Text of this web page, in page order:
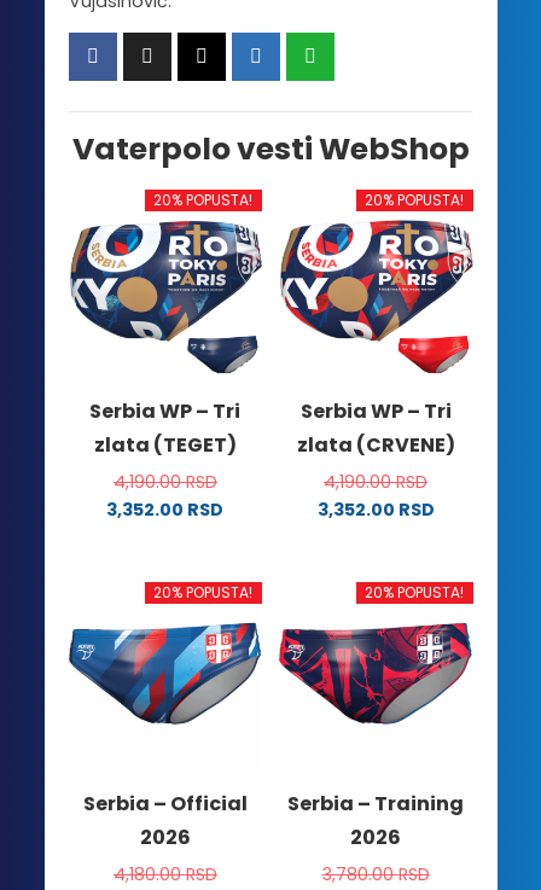
Vaterpolo vesti WebShop
20% POPUSTA!
Serbia WP – Tri
zlata (TEGET)
4,190.00RSD
3,352.00 RSD
ima
varijanti.
Opcije
mogu
biti
stranici
proizvoda.
20% POPUSTA!
Serbia WP – Tri
zlata (CRVENE)
4,190.00RSD
3,352.00 RSD
ima
varijanti.
Opcije
mogu
biti
stranici
proizvoda.
20% POPUSTA!
Serbia – Official
2026
4,180.00RSD
20% POPUSTA!
Serbia – Training
2026
3,780.00RSD